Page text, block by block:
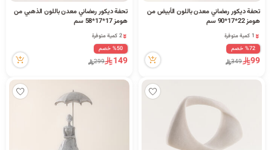
تحفة ديكور رمضاني معدن باللون الأبيض من
هومز 22*17*90 سم
1 كمية متوفرة
1 مشاهدة مؤخراً
1 كمية متوفرة
%72 خصم
99
349
تحفة ديكور رمضاني معدن باللون الذهبي من
هومز 17*17*58 سم
2 كمية متوفرة
12 مشاهدة مؤخراً
2 كمية متوفرة
%50 خصم
149
299